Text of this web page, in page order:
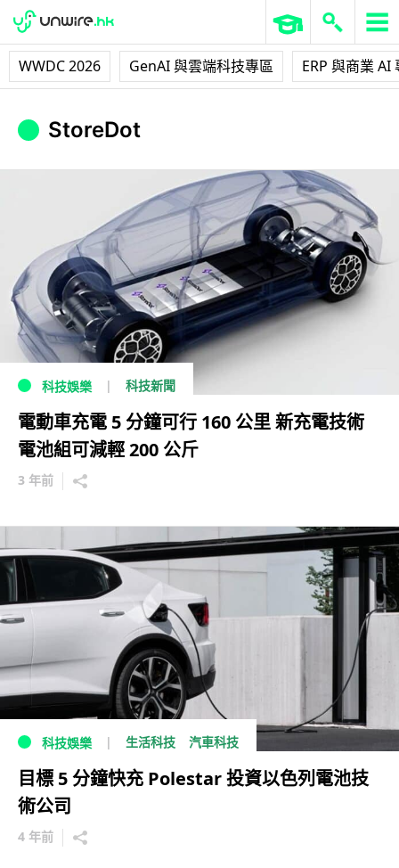
WWDC 2026 GenAI 與雲端科技專區 ERP 與商業 AI
StoreDot
科技娛樂 科技新聞
電動車充電 5 分鐘可行 160 公里 新充電技術
電池組可減輕 200 公斤
3 年前
科技娛樂 生活科技 汽車科技
目標 5 分鐘快充 Polestar 投資以色列電池技
術公司
4 年前